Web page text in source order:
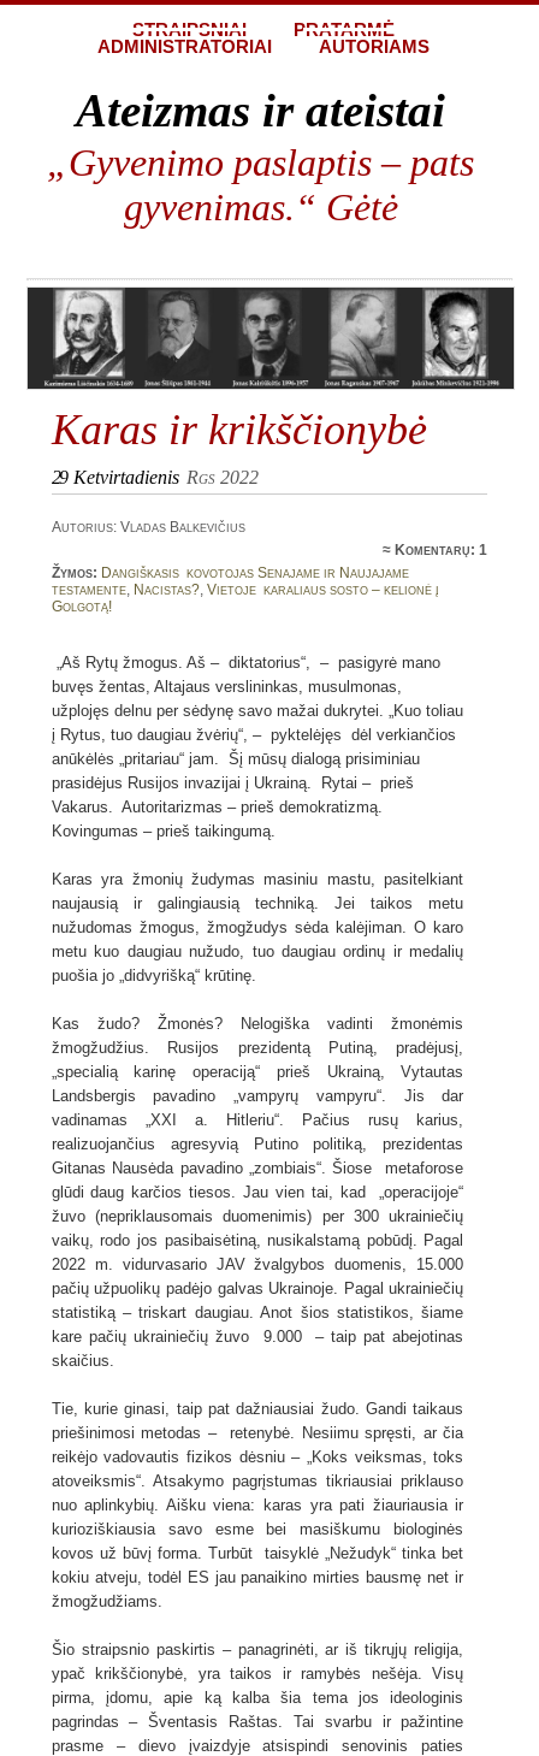
STRAIPSNIAI
PRATARMĖ
ADMINISTRATORIAI
AUTORIAMS
Ateizmas ir ateistai
„Gyvenimo paslaptis – pats
gyvenimas.“ Gėtė
Karas ir krikščionybė
29 Ketvirtadienis Rgs 2022
Autorius: Vladas Balkevičius
≈ Komentarų: 1
Žymos: Dangiškasis kovotojas Senajame ir Naujajame
testamente, Nacistas?, Vietoje karaliaus sosto – kelionė į
Golgotą!
„Aš Rytų žmogus. Aš – diktatorius“, – pasigyrė mano
buvęs žentas, Altajaus verslininkas, musulmonas,
užplojęs delnu per sėdynę savo mažai dukrytei. „Kuo toliau
į Rytus, tuo daugiau žvėrių“, – pyktelėjęs dėl verkiančios
anūkėlės „pritariau“ jam. Šį mūsų dialogą prisiminiau
prasidėjus Rusijos invazijai į Ukrainą. Rytai – prieš
Vakarus. Autoritarizmas – prieš demokratizmą.
Kovingumas – prieš taikingumą.
Karas yra žmonių žudymas masiniu mastu, pasitelkiant
naujausią ir galingiausią techniką. Jei taikos metu
nužudomas žmogus, žmogžudys sėda kalėjiman. O karo
metu kuo daugiau nužudo, tuo daugiau ordinų ir medalių
puošia jo „didvyrišką“ krūtinę.
Kas žudo? Žmonės? Nelogiška vadinti žmonėmis
žmogžudžius. Rusijos prezidentą Putiną, pradėjusį,
„specialią karinę operaciją“ prieš Ukrainą, Vytautas
Landsbergis pavadino „vampyrų vampyru“. Jis dar
vadinamas „XXI a. Hitleriu“. Pačius rusų karius,
realizuojančius agresyvią Putino politiką, prezidentas
Gitanas Nausėda pavadino „zombiais“. Šiose metaforose
glūdi daug karčios tiesos. Jau vien tai, kad „operacijoje“
žuvo (nepriklausomais duomenimis) per 300 ukrainiečių
vaikų, rodo jos pasibaisėtiną, nusikalstamą pobūdį. Pagal
2022 m. vidurvasario JAV žvalgybos duomenis, 15.000
pačių užpuolikų padėjo galvas Ukrainoje. Pagal ukrainiečių
statistiką – triskart daugiau. Anot šios statistikos, šiame
kare pačių ukrainiečių žuvo 9.000 – taip pat abejotinas
skaičius.
Tie, kurie ginasi, taip pat dažniausiai žudo. Gandi taikaus
priešinimosi metodas – retenybė. Nesiimu spręsti, ar čia
reikėjo vadovautis fizikos dėsniu – „Koks veiksmas, toks
atoveiksmis“. Atsakymo pagrįstumas tikriausiai priklauso
nuo aplinkybių. Aišku viena: karas yra pati žiauriausia ir
kurioziškiausia savo esme bei masiškumu biologinės
kovos už būvį forma. Turbūt taisyklė „Nežudyk“ tinka bet
kokiu atveju, todėl ES jau panaikino mirties bausmę net ir
žmogžudžiams.
Šio straipsnio paskirtis – panagrinėti, ar iš tikrųjų religija,
ypač krikščionybė, yra taikos ir ramybės nešėja. Visų
pirma, įdomu, apie ką kalba šia tema jos ideologinis
pagrindas – Šventasis Raštas. Tai svarbu ir pažintine
prasme – dievo įvaizdyje atsispindi senovinis paties